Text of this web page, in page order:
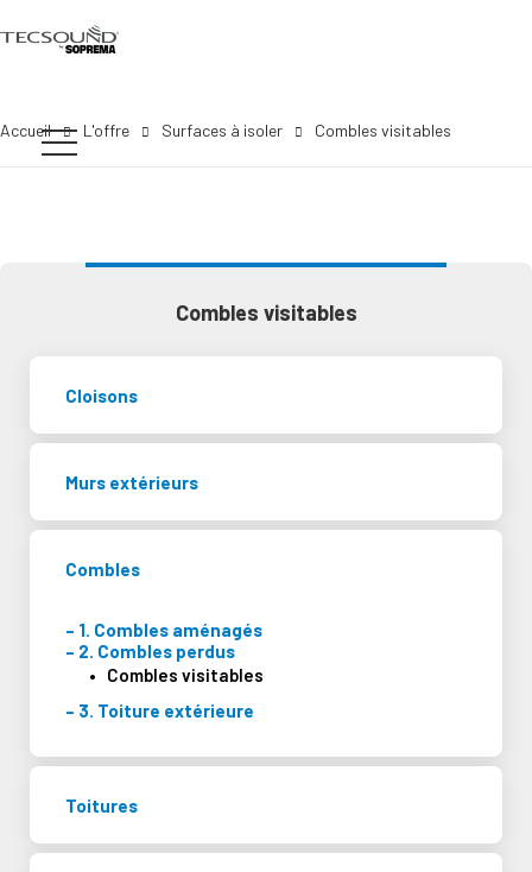
Accueil L'offre Surfaces à isoler Combles visitables
Combles visitables
Cloisons
Murs extérieurs
Combles
Combles aménagés
Combles perdus
Combles visitables
Toiture extérieure
Toitures